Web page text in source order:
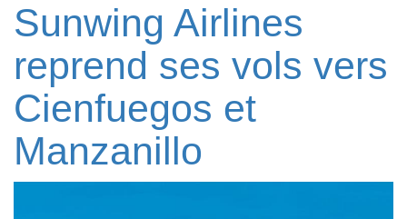
Sunwing Airlines
reprend ses vols vers
Cienfuegos et
Manzanillo